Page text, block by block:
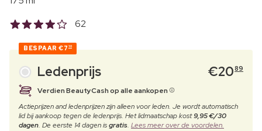
62
BESPAAR €7 10
Ledenprijs €2089
Verdien BeautyCash op alle aankopen
Actieprijzen and ledenprijzen zijn alleen voor leden. Je wordt automatisch
lid bij aankoop tegen de ledenprijs. Het lidmaatschap kost9,95 €/30
dagen. De eerste 14 dagen isgratis. Lees meer over de voordelen.